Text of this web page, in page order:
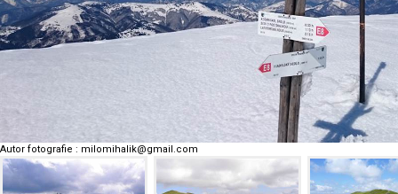
Autor fotografie : milomihalik@gmail.com